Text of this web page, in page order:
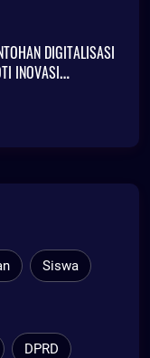
DIGITALISASI
INOVASI
Siswa
DPRD